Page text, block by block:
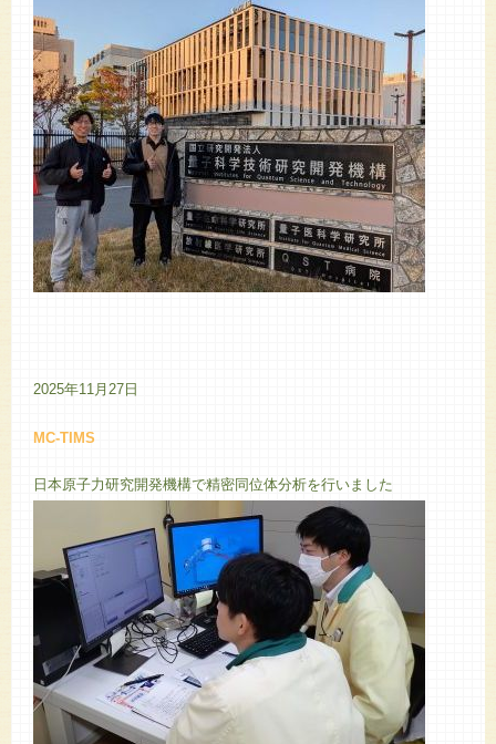
2025年11月27日
MC-TIMS
日本原子力研究開発機構で精密同位体分析を行いました